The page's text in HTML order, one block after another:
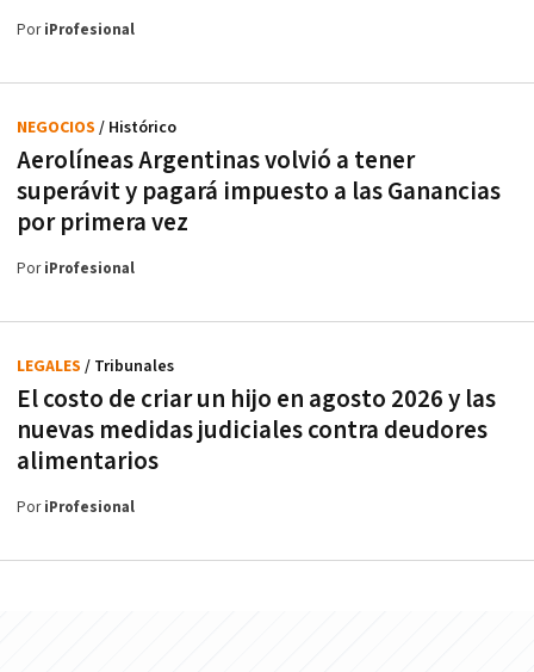
PoriProfesional
Aerolíneas Argentinas volvió a tener
superávit y pagará impuesto a las Ganancias
por primera vez
NEGOCIOS / Histórico
PoriProfesional
El costo de criar un hijo en agosto 2026 y las
nuevas medidas judiciales contra deudores
alimentarios
LEGALES / Tribunales
PoriProfesional